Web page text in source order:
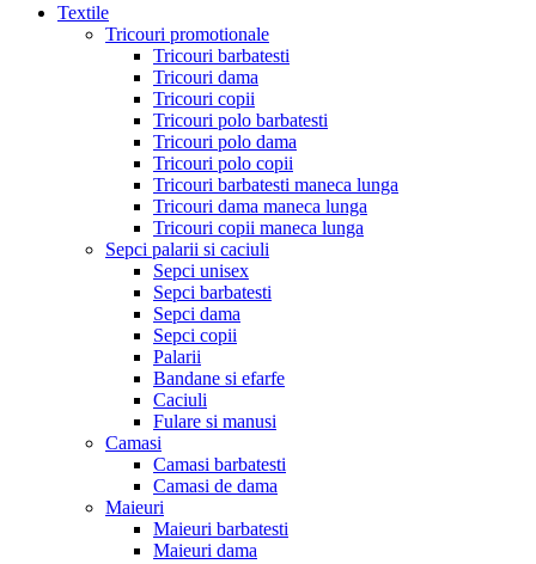
Textile
Tricouri promotionale
Tricouri barbatesti
Tricouri dama
Tricouri copii
Tricouri polo barbatesti
Tricouri polo dama
Tricouri polo copii
Tricouri barbatesti maneca lunga
Tricouri dama maneca lunga
Tricouri copii maneca lunga
Sepci palarii si caciuli
Sepci unisex
Sepci barbatesti
Sepci dama
Sepci copii
Palarii
Bandane si efarfe
Caciuli
Fulare si manusi
Camasi
Camasi barbatesti
Camasi de dama
Maieuri
Maieuri barbatesti
Maieuri dama